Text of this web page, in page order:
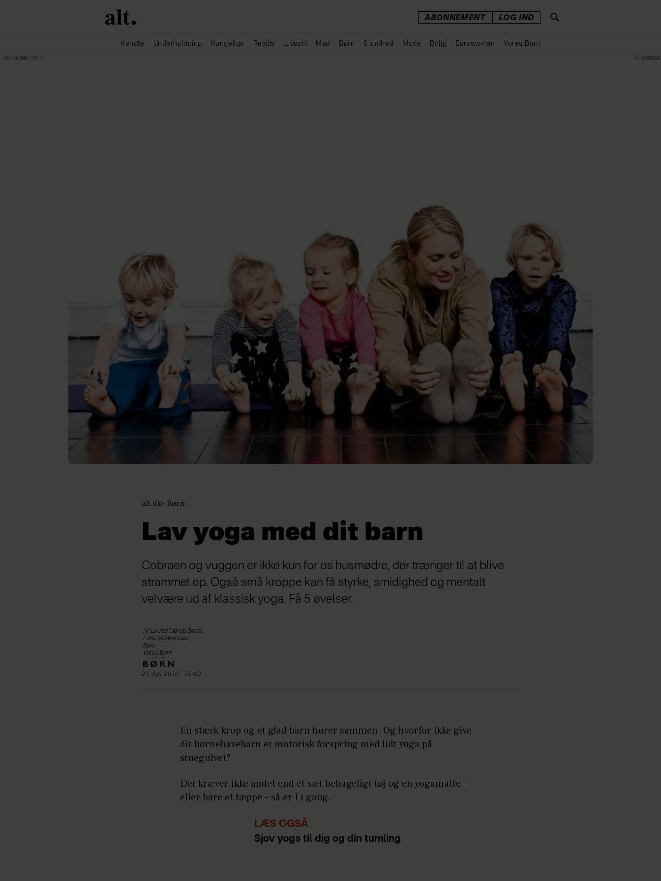
ABONNEMENT LOG IND
Kendte Underholdning Kongelige Reality Livsstil Mad Børn Sundhed Mode Bolig Eurowoman Vores Børn
alt.dk Børn
Lav yoga med dit barn
Cobraen og vuggen er ikke kun for os husmødre, der trænger til at blive
strammet op. Også små kroppe kan få styrke, smidighed og mentalt
velvære ud af klassisk yoga. Få 5 øvelser.
Af: Louise Mørup Sonne
Foto: Monica Bach
Børn
Vores Børn
21. Apr 2010 - 15:40
En stærk krop og et glad barn hører sammen. Og hvorfor ikke give
dit børnehavebarn et motorisk forspring med lidt yoga på
stuegulvet?
Det kræver ikke andet end et sæt behageligt tøj og en yogamåtte –
eller bare et tæppe – så er I i gang.
LÆS OGSÅ
Sjov yoga til dig og din tumling
Annonce Annonce